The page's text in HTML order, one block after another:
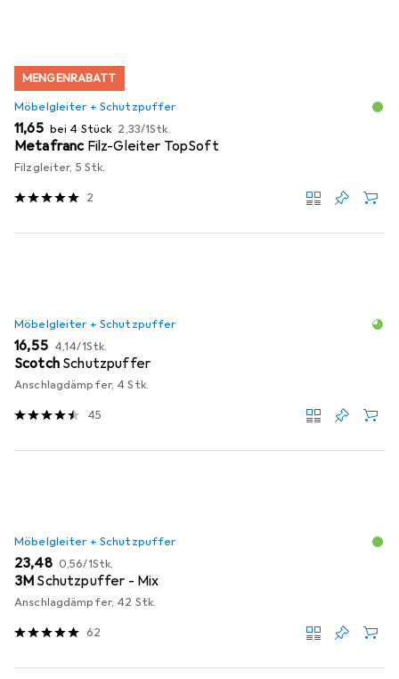
MENGENRABATT
Möbelgleiter + Schutzpuffer
EUR
11,65 bei 4 Stück EUR
2,33/1Stk.
Metafranc Filz-Gleiter TopSoft
Filzgleiter, 5 Stk.
2
Möbelgleiter + Schutzpuffer
EUR
16,55 EUR
4,14/1Stk.
Scotch Schutzpuffer
Anschlagdämpfer, 4 Stk.
45
Möbelgleiter + Schutzpuffer
EUR
23,48 EUR
0,56/1Stk.
3M Schutzpuffer - Mix
Anschlagdämpfer, 42 Stk.
62